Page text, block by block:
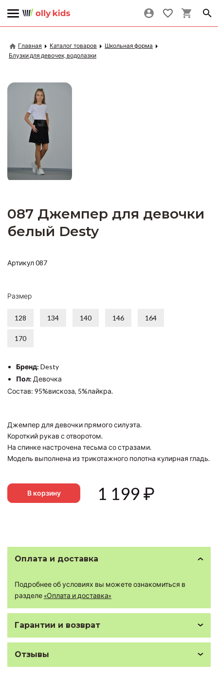
Главная Каталог товаров
Школьная форма
Блузки для девочек, водолазки
087 Джемпер для девочки
белый Desty
Артикул 087
Размер
128 134 140 146 164
170
Бренд: Desty
Пол: Девочка
Состав: 95%вискоза, 5%лайкра.
Джемпер для девочки прямого силуэта.
Короткий рукав с отворотом.
На спинке настрочена тесьма со стразами.
Модель выполнена из трикотажного полотна кулирная гладь.
В корзину 1 199₽
Оплата и доставка
Подробнее об условиях вы можете ознакомиться в
разделе «Оплата и доставка»
Гарантии и возврат
Отзывы